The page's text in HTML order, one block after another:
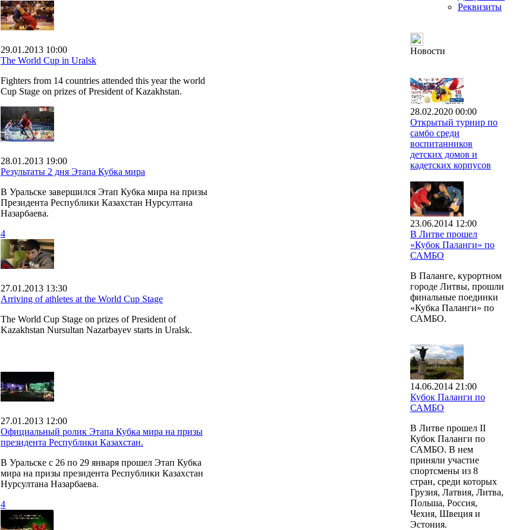
29.01.2013 10:00
The World Cup in Uralsk
Fighters from 14 countries attended this year the world
Cup Stage on prizes of President of Kazakhstan.
28.01.2013 19:00
Результаты 2 дня Этапа Кубка мира
В Уральске завершился Этап Кубка мира на призы
Президента Республики Казахстан Нурсултана
Назарбаева.
4
27.01.2013 13:30
Arriving of athletes at the World Cup Stage
The World Cup Stage on prizes of President of
Kazakhstan Nursultan Nazarbayev starts in Uralsk.
27.01.2013 12:00
Официальный ролик Этапа Кубка мира на призы
президента Республики Казахстан.
В Уральске с 26 по 29 января прошел Этап Кубка
мира на призы президента Республики Казахстан
Нурсултана Назарбаева.
4
Реквизиты
Новости
28.02.2020 00:00
Открытый турнир по
самбо среди
воспитанников
детских домов и
кадетских корпусов
23.06.2014 12:00
В Литве прошел
«Кубок Паланги» по
САМБО
В Паланге, курортном
городе Литвы, прошли
финальные поединки
«Кубка Паланги» по
САМБО.
14.06.2014 21:00
Кубок Паланги по
САМБО
В Литве прошел II
Кубок Паланги по
САМБО. В нем
приняли участие
спортсмены из 8
стран, среди которых
Грузия, Латвия, Литва,
Польша, Россия,
Чехия, Швеция и
Эстония.